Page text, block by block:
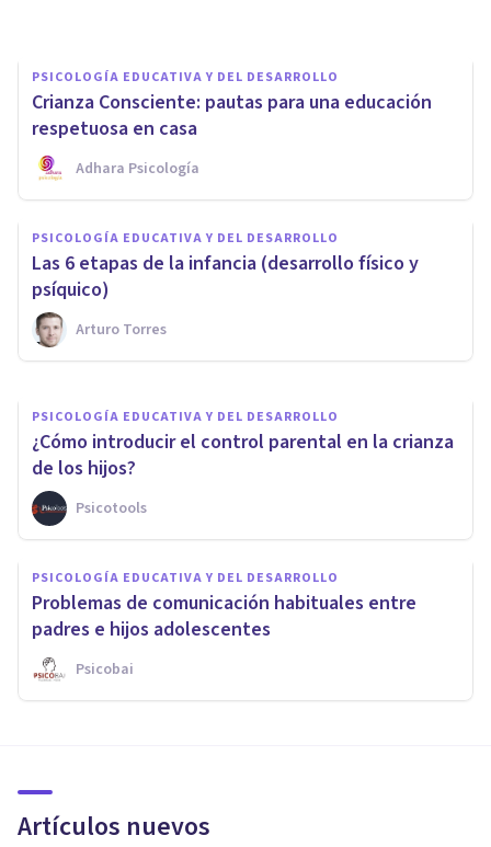
PSICOLOGÍA EDUCATIVA Y DEL DESARROLLO
Crianza Consciente: pautas para una educación
respetuosa en casa
Adhara Psicología
PSICOLOGÍA EDUCATIVA Y DEL DESARROLLO
Las 6 etapas de la infancia (desarrollo físico y
psíquico)
Arturo Torres
La importancia del Desarrollo
Psicomotor en la Infancia
Instituto Serca
PSICOLOGÍA EDUCATIVA Y DEL DESARROLLO
¿Cómo introducir el control parental en la crianza
de los hijos?
Psicotools
PSICOLOGÍA EDUCATIVA Y DEL DESARROLLO
Problemas de comunicación habituales entre
padres e hijos adolescentes
Psicobai
Artículos nuevos